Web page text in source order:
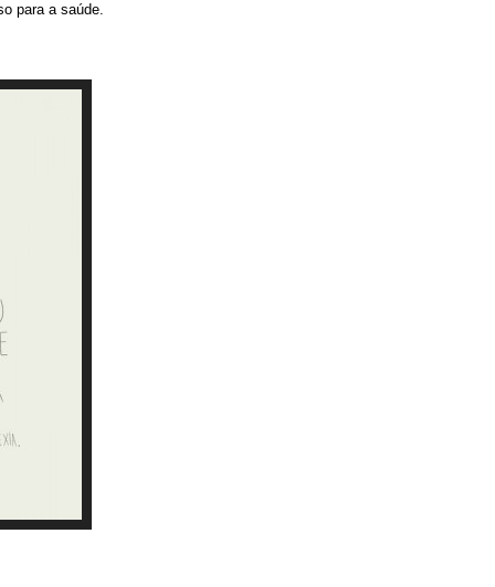
para a saúde.